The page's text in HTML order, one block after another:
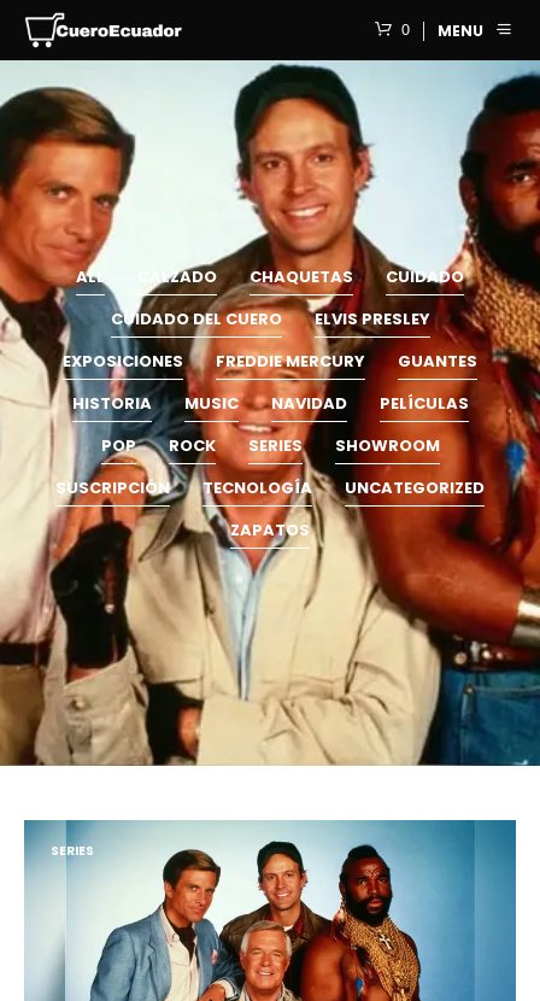
0 MENU
ALL CALZADO CHAQUETAS
CUIDADO
CUIDADO DEL CUERO
ELVIS PRESLEY
EXPOSICIONES
FREDDIE MERCURY
GUANTES
HISTORIA
MUSIC NAVIDAD
PELÍCULAS
POP
ROCK SERIES
SHOWROOM
SUSCRIPCIÓN
TECNOLOGÍA
UNCATEGORIZED
ZAPATOS
SERIES